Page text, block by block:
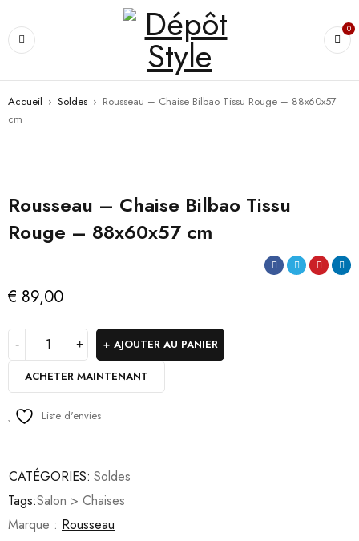
0
Accueil › Soldes › Rousseau – Chaise Bilbao Tissu Rouge – 88x60x57
cm
Rousseau – Chaise Bilbao Tissu
Rouge – 88x60x57 cm
€ 89,00
AJOUTER AU PANIER
ACHETER MAINTENANT
Liste d'envies
CATÉGORIES: Soldes
Tags:Salon > Chaises
Marque : Rousseau